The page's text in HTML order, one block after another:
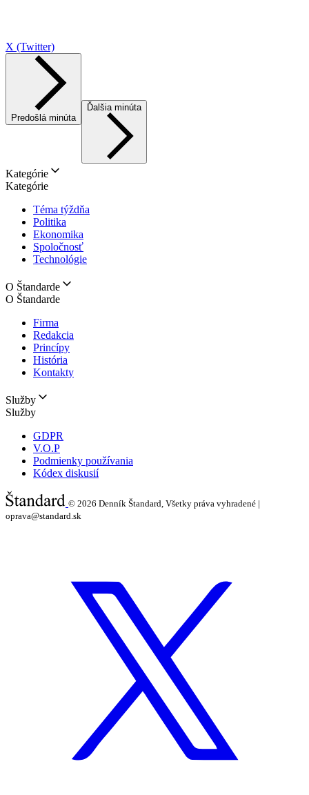
X (Twitter)
Predošlá minúta
Ďalšia minúta
Kategórie
Kategórie
Téma týždňa
Politika
Ekonomika
Spoločnosť
Technológie
O Štandarde
O Štandarde
Firma
Redakcia
Princípy
História
Kontakty
Služby
Služby
GDPR
V.O.P
Podmienky používania
Kódex diskusií
© 2026 Denník Štandard, Všetky práva vyhradené |
oprava@standard.sk